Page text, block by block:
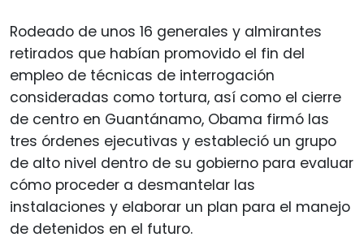
Rodeado de unos 16 generales y almirantes
retirados que habían promovido el fin del
empleo de técnicas de interrogación
consideradas como tortura, así como el cierre
de centro en Guantánamo, Obama firmó las
tres órdenes ejecutivas y estableció un grupo
de alto nivel dentro de su gobierno para evaluar
cómo proceder a desmantelar las
instalaciones y elaborar un plan para el manejo
de detenidos en el futuro.